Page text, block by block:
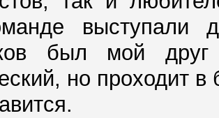
выступали
был мой
но проходит